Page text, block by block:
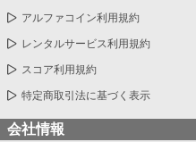
アルファコイン利用規約
レンタルサービス利用規約
スコア利用規約
特定商取引法に基づく表示
会社情報